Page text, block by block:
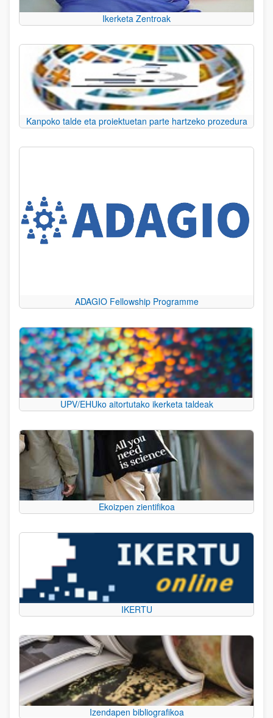
Ikerketa Zentroak
Kanpoko talde eta proiektuetan parte hartzeko prozedura
ADAGIO Fellowship Programme
UPV/EHUko aitortutako ikerketa taldeak
Ekoizpen zientifikoa
IKERTU
Izendapen bibliografikoa